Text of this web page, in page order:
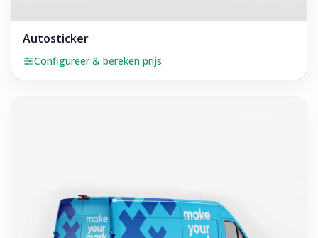
Autosticker
Configureer & bereken prijs